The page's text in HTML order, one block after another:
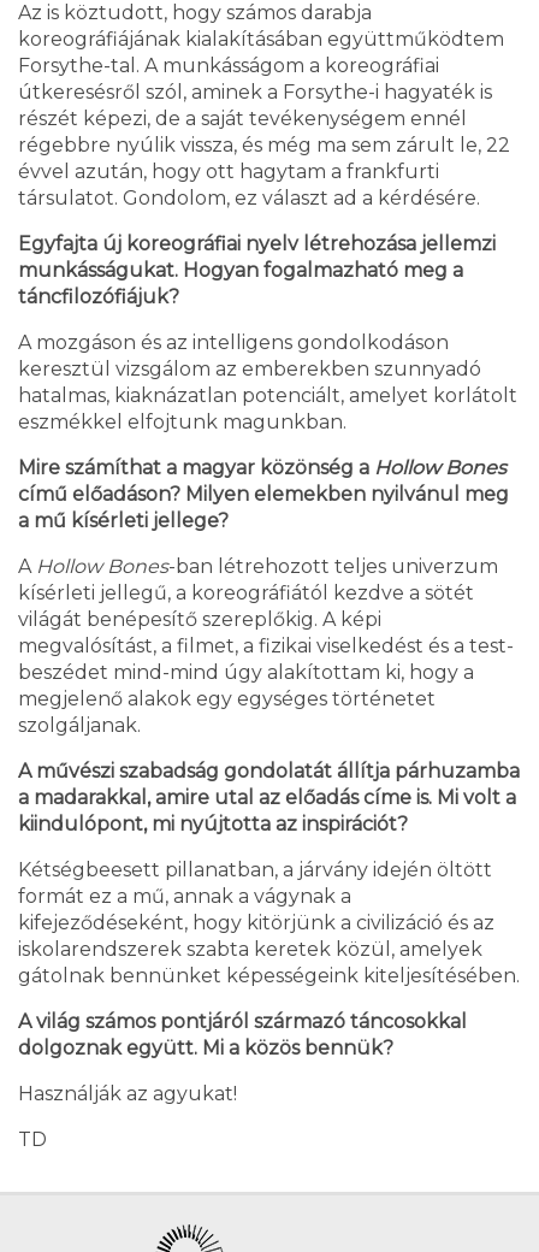
Az is köztudott, hogy számos darabja
koreográfiájának kialakításában együttműködtem
Forsythe-tal. A munkásságom a koreográfiai
útkeresésről szól, aminek a Forsythe-i hagyaték is
részét képezi, de a saját tevékenységem ennél
régebbre nyúlik vissza, és még ma sem zárult le, 22
évvel azután, hogy ott hagytam a frankfurti
társulatot. Gondolom, ez választ ad a kérdésére.
Egyfajta új koreográfiai nyelv létrehozása jellemzi
munkásságukat. Hogyan fogalmazható meg a
táncfilozófiájuk?
A mozgáson és az intelligens gondolkodáson
keresztül vizsgálom az emberekben szunnyadó
hatalmas, kiaknázatlan potenciált, amelyet korlátolt
eszmékkel elfojtunk magunkban.
Mire számíthat a magyar közönség a Hollow Bones
című előadáson? Milyen elemekben nyilvánul meg
a mű kísérleti jellege?
A Hollow Bones-ban létrehozott teljes univerzum
kísérleti jellegű, a koreográfiától kezdve a sötét
világát benépesítő szereplőkig. A képi
megvalósítást, a filmet, a fizikai viselkedést és a test­
beszédet mind-mind úgy alakítottam ki, hogy a
megjelenő alakok egy egységes történetet
szolgáljanak.
A művészi szabadság gondolatát állítja párhuzamba
a madarakkal, amire utal az előadás címe is. Mi volt a
kiindulópont, mi nyújtotta az inspirációt?
Kétségbeesett pillanatban, a járvány idején öltött
formát ez a mű, annak a vágynak a
kifejeződéseként, hogy kitörjünk a civilizáció és az
iskolarendszerek szabta keretek közül, amelyek
gátolnak bennünket képességeink kiteljesítésében.
A világ számos pontjáról származó táncosokkal
dolgoznak együtt. Mi a közös bennük?
Használják az agyukat!
TD